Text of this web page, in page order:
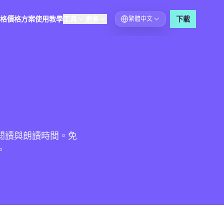
價格方案使用教學 選擇語言繁體中文 下載
讀與朗讀時間。免